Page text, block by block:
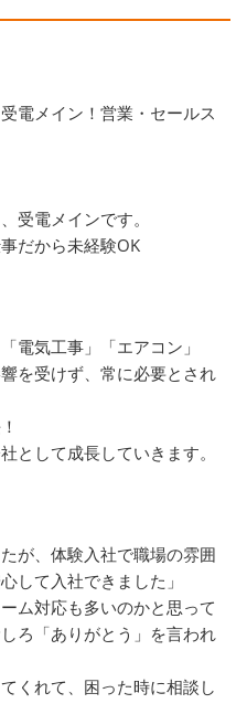
電メイン！営業・セールス
受電メインです。
だから未経験OK
電気工事」「エアコン」
を受けず、常に必要とされ
として成長していきます。
が、体験入社で職場の雰囲
して入社できました」
ム対応も多いのかと思って
ろ「ありがとう」を言われ
くれて、困った時に相談し